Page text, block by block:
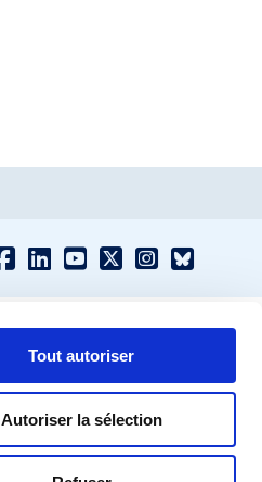
Tout autoriser
Autoriser la sélection